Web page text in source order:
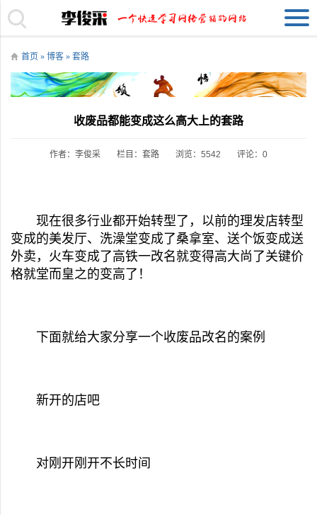
首页 » 博客 » 套路
收废品都能变成这么高大上的套路
作者：李俊采 栏目： 套路 浏览：5542 评论：0
现在很多行业都开始转型了，以前的理发店转型
变成的美发厅、洗澡堂变成了桑拿室、送个饭变成送
外卖，火车变成了高铁一改名就变得高大尚了关键价
格就堂而皇之的变高了！
下面就给大家分享一个收废品改名的案例
新开的店吧
对刚开刚开不长时间